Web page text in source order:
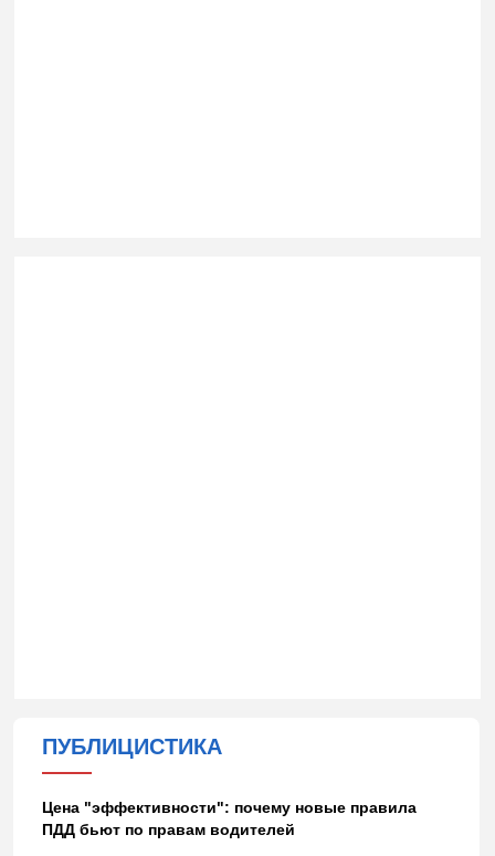
ПУБЛИЦИСТИКА
Цена "эффективности": почему новые правила
ПДД бьют по правам водителей